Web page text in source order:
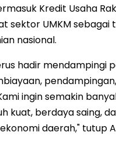
Kredit Usaha
sektor UMKM sebagai
nasional.
hadir mendampingi
ingin semakin
kuat, berdaya saing,
daerah," tutup